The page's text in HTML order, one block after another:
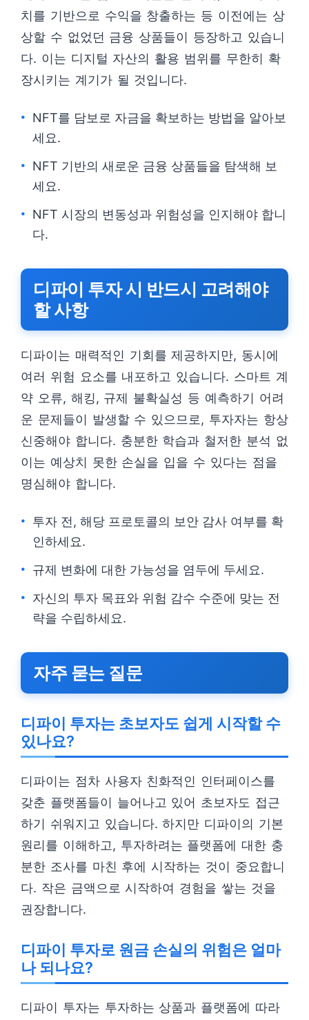
치를 기반으로 수익을 창출하는 등 이전에는 상
상할 수 없었던 금융 상품들이 등장하고 있습니
다. 이는 디지털 자산의 활용 범위를 무한히 확
장시키는 계기가 될 것입니다.
NFT를 담보로 자금을 확보하는 방법을 알아보
세요.
NFT 기반의 새로운 금융 상품들을 탐색해 보
세요.
NFT 시장의 변동성과 위험성을 인지해야 합니
다.
디파이 투자 시 반드시 고려해야
할 사항
디파이는 매력적인 기회를 제공하지만, 동시에
여러 위험 요소를 내포하고 있습니다. 스마트 계
약 오류, 해킹, 규제 불확실성 등 예측하기 어려
운 문제들이 발생할 수 있으므로, 투자자는 항상
신중해야 합니다. 충분한 학습과 철저한 분석 없
이는 예상치 못한 손실을 입을 수 있다는 점을
명심해야 합니다.
투자 전, 해당 프로토콜의 보안 감사 여부를 확
인하세요.
규제 변화에 대한 가능성을 염두에 두세요.
자신의 투자 목표와 위험 감수 수준에 맞는 전
략을 수립하세요.
자주 묻는 질문
디파이 투자는 초보자도 쉽게 시작할 수
있나요?
디파이는 점차 사용자 친화적인 인터페이스를
갖춘 플랫폼들이 늘어나고 있어 초보자도 접근
하기 쉬워지고 있습니다. 하지만 디파이의 기본
원리를 이해하고, 투자하려는 플랫폼에 대한 충
분한 조사를 마친 후에 시작하는 것이 중요합니
다. 작은 금액으로 시작하여 경험을 쌓는 것을
권장합니다.
디파이 투자로 원금 손실의 위험은 얼마
나 되나요?
디파이 투자는 투자하는 상품과 플랫폼에 따라